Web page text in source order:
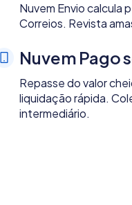
Nuvem Envio calcula
Correios. Revista
Nuvem Pago
Repasse do valor
liquidação rápida.
intermediário.